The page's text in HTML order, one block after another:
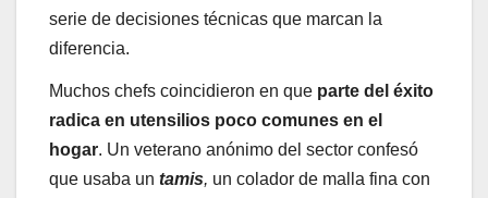
serie de decisiones técnicas que marcan la
diferencia.
Muchos chefs coincidieron en que parte del éxito
radica en utensilios poco comunes en el
hogar. Un veterano anónimo del sector confesó
que usaba un tamis, un colador de malla fina con